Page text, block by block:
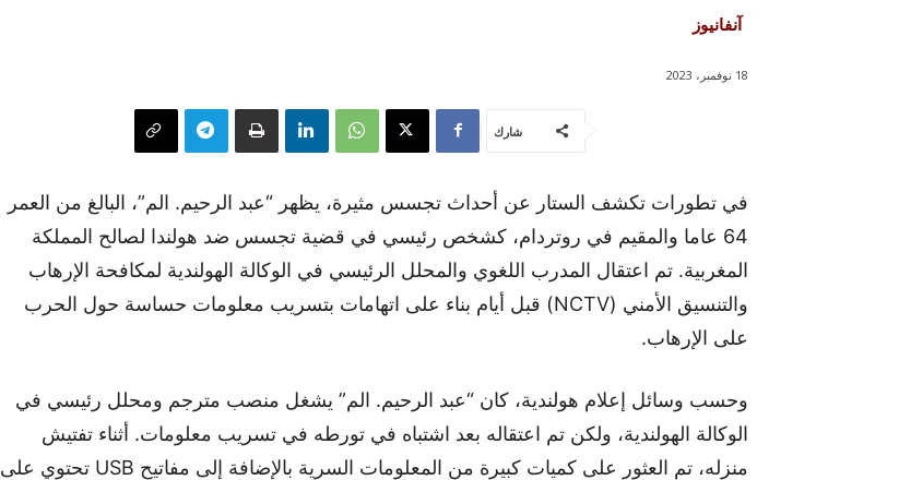
آنفانيوز
18 نوفمبر، 2023
شارك
في تطورات تكشف الستار عن أحداث تجسس مثيرة، يظهر “عبد الرحيم. الم”، البالغ من العمر
64 عاما والمقيم في روتردام، كشخص رئيسي في قضية تجسس ضد هولندا لصالح المملكة
المغربية. تم اعتقال المدرب اللغوي والمحلل الرئيسي في الوكالة الهولندية لمكافحة الإرهاب
والتنسيق الأمني (NCTV) قبل أيام بناء على اتهامات بتسريب معلومات حساسة حول الحرب
على الإرهاب.
وحسب وسائل إعلام هولندية، كان “عبد الرحيم. الم” يشغل منصب مترجم ومحلل رئيسي في
الوكالة الهولندية، ولكن تم اعتقاله بعد اشتباه في تورطه في تسريب معلومات. أثناء تفتيش
منزله، تم العثور على كميات كبيرة من المعلومات السرية بالإضافة إلى مفاتيح USB تحتوي على